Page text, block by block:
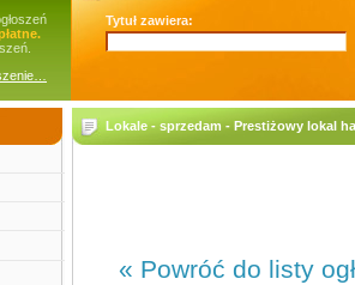
Tytuł zawiera:
Lokale - sprzedam - Prestiżowy lokal
« Powróć do listy